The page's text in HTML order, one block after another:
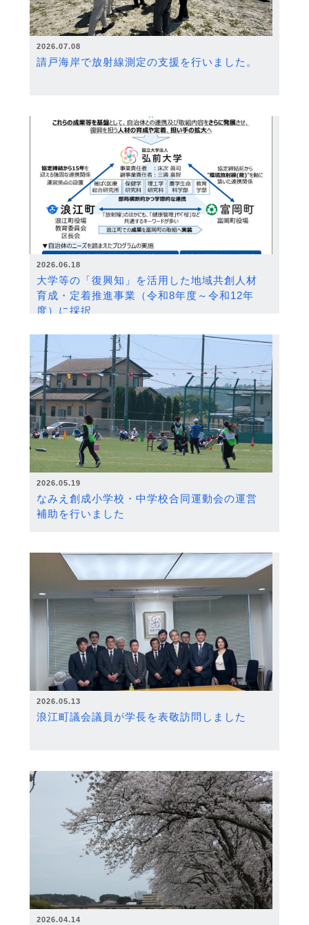
2026.07.08
請戸海岸で放射線測定の支援を行いました。
2026.06.18
大学等の「復興知」を活用した地域共創人材
育成・定着推進事業（令和8年度～令和12年
度）に採択
2026.05.19
なみえ創成小学校・中学校合同運動会の運営
補助を行いました
2026.05.13
浪江町議会議員が学長を表敬訪問しました
2026.04.14